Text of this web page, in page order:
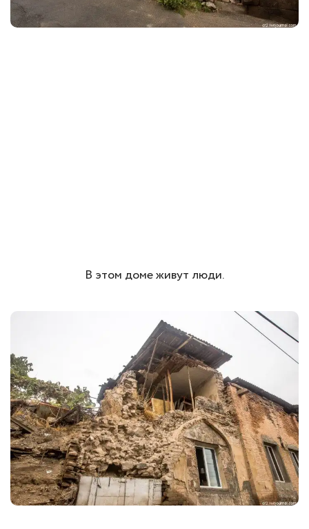
В этом доме живут люди.